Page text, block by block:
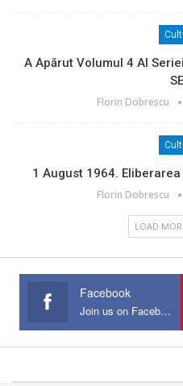
A Apărut Volumul 4 Al Seriei
Florin Dobrescu
1 August 1964.
Florin Dobrescu
LOAD
Facebook
Join us on Facebook